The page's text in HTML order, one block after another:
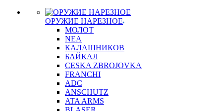
ОРУЖИЕ НАРЕЗНОЕ
МОЛОТ
NEA
КАЛАШНИКОВ
БАЙКАЛ
CESKA ZBROJOVKA
FRANCHI
ADC
ANSCHUTZ
ATA ARMS